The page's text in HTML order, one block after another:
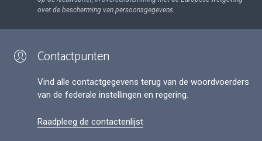
over de bescherming van persoonsgegevens.
Contactpunten
Vind alle contactgegevens terug van de woordvoerders
van de federale instellingen en regering.
Raadpleeg de contactenlijst